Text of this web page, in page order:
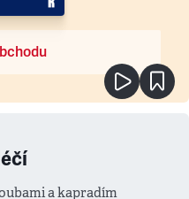
a kapradím